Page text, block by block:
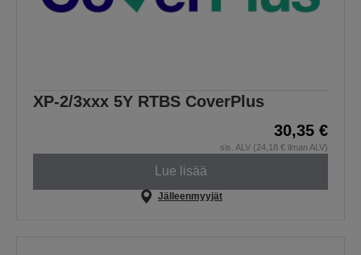
XP-2/3xxx 5Y RTBS CoverPlus
30,35 €
sis. ALV (24,18 € ilman ALV)
Lue lisää
Jälleenmyyjät